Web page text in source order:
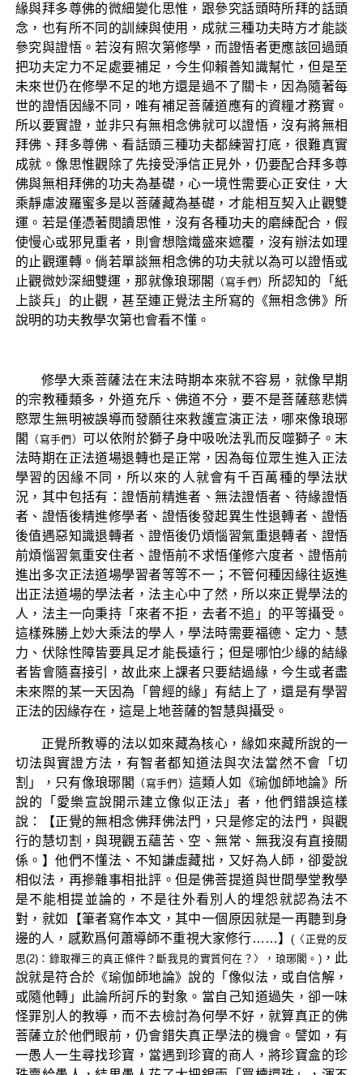
緣與拜多尊佛的微細變化思惟，跟參究話頭時所拜的話頭
念，也有所不同的訓練與使用，成就三種功夫時方才能談
參究與證悟。若沒有照次第修學，而證悟者更應該回過頭
把功夫定力不足處要補足，今生仰賴善知識幫忙，但是至
未來世仍在修學不足的地方還是過不了關卡，因為隨著每
世的證悟因緣不同，唯有補足菩薩道應有的資糧才務實。
所以要實證，並非只有無相念佛就可以證悟，沒有將無相
拜佛、拜多尊佛、看話頭三種功夫都練習打底，很難真實
成就。像思惟觀除了先接受淨信正見外，仍要配合拜多尊
佛與無相拜佛的功夫為基礎，心一境性需要心正安住，大
乘靜慮波羅蜜多是以菩薩藏為基礎，才能相互契入止觀雙
運。若是僅憑著閱讀思惟，沒有各種功夫的磨練配合，假
使慢心或邪見重者，則會想陰熾盛來遮覆，沒有辦法如理
的止觀運轉。倘若單談無相念佛的功夫就以為可以證悟或
止觀微妙深細雙運，那就像琅琊閣
（寫手們） 所認知的「紙
上談兵」的止觀，甚至連正覺法主所寫的《無相念佛》所
說明的功夫教學次第也會看不懂。
修學大乘菩薩法在末法時期本來就不容易，就像早期
的宗教種類多，外道充斥、佛道不分，要不是菩薩慈悲憐
愍眾生無明被誤導而發願往來救護宣演正法，哪來像琅琊
閣
（寫手們） 可以依附於獅子身中吸吮法乳而反噬獅子。末
法時期在正法道場退轉也是正常，因為每位眾生進入正法
學習的因緣不同，所以來的人就會有千百萬種的學法狀
況，其中包括有：證悟前精進者、無法證悟者、待緣證悟
者、證悟後精進修學者、證悟後發起異生性退轉者、證悟
後值遇惡知識退轉者、證悟後仍煩惱習氣重退轉者、證悟
前煩惱習氣重安住者、證悟前不求悟僅修六度者、證悟前
進出多次正法道場學習者等等不一；不管何種因緣往返進
出正法道場的學法者，法主心中了然，所以來正覺學法的
人，法主一向秉持「來者不拒，去者不追」的平等攝受。
這樣殊勝上妙大乘法的學人，學法時需要福德、定力、慧
力、伏除性障皆要具足才能長遠行；但是哪怕少緣的結緣
者皆會隨喜接引，故此來上課者只要結過緣，今生或者盡
未來際的某一天因為「曾經的緣」有結上了，還是有學習
正法的因緣存在，這是上地菩薩的智慧與攝受。
正覺所教導的法以如來藏為核心，緣如來藏所說的一
切法與實證方法，有智者都知道法與次法當然不會「切
割」，只有像琅琊閣
（寫手們）這類人如《瑜伽師地論》所
說的「愛樂宣說開示建立像似正法」者，他們錯誤這樣
說：【正覺的無相念佛拜佛法門，只是修定的法門，與觀
行的慧切割，與現觀五蘊苦、空、無常、無我沒有直接關
係。】他們不懂法、不知謙虛藏拙，又好為人師，卻愛說
相似法，再摻雜事相批評。但是佛菩提道與世間學堂教學
是不能相提並論的，不是往外看別人的埋怨就認為法不
對，就如【筆者寫作本文，其中一個原因就是一再聽到身
邊的人，感歎爲何蕭導師不重視大家修行……】(〈正覺的反
思(2)：錄取禪三的真正條件？斷我見的實質何在？〉，琅琊閣。)，此
說就是符合於《瑜伽師地論》說的「像似法，或自信解，
或隨他轉」此論所訶斥的對象。當自己知道過失，卻一味
怪罪別人的教導，而不去檢討為何學不好，就算真正的佛
菩薩立於他們眼前，仍會錯失真正學法的機會。譬如，有
一愚人一生尋找珍寶，當遇到珍寶的商人，將珍寶盒的珍